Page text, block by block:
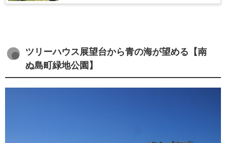
ツリーハウス展望台から青の海が望める【南
ぬ島町緑地公園】